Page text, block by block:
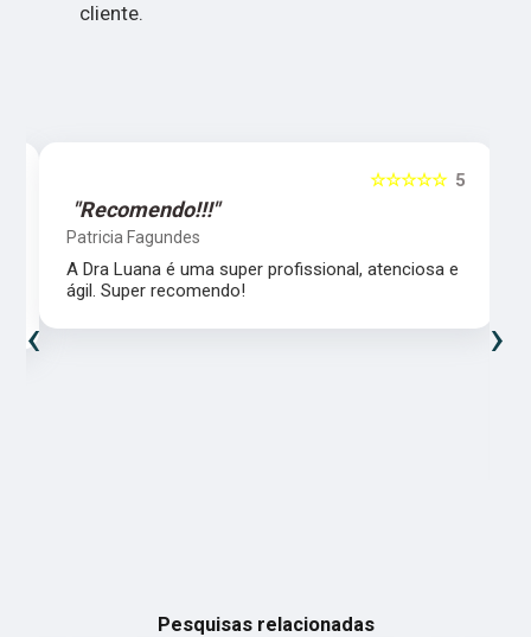
cliente.
5
☆☆☆☆☆
"Recomendo!!!"
Patricia Fagundes
A Dra Luana é uma super profissional, atenciosa e
ágil. Super recomendo!
‹ ›
Pesquisas relacionadas